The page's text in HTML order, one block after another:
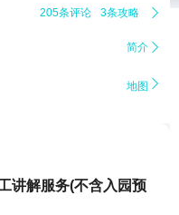
205条评论 3条攻略 
简介 
地图 
讲解服务(不含入园预